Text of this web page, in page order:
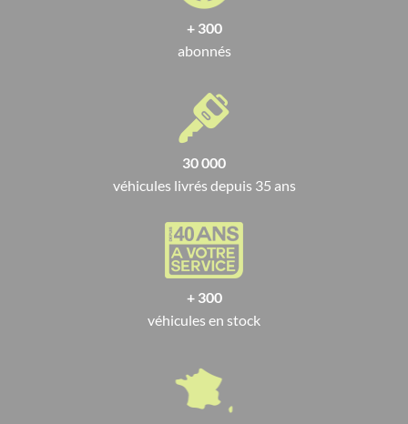
+ 300
abonnés
30 000
véhicules livrés depuis 35 ans
+ 300
véhicules en stock